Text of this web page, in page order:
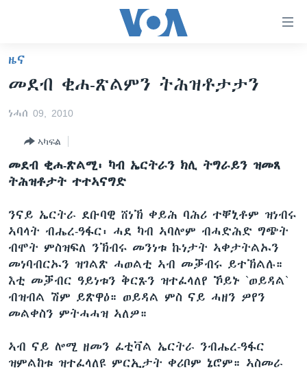
መራኸቢታት
ቀንዲ
ትሕዝቶ
መምርሒ
ስገር
መፈተሺ
ስገር
ማእከላይ ምብራቕ
ሰሙናዊ መደባት
እዋናዊ ጉዳያት
ጥዕና
ኤርትራውያን ኣብ ኣመሪካ
ህዝቢ ምስ ህዝቢ
ደቂ ኣንስትዮን ህጻናትን
ሳይንስን ቴክኖሎጂን
ቂሔ ጽልሚ
ፈነወ ትግርኛ 1900
መኽዘን ሓጸርቲ ድምጺ
ቪድዮ
VOA60 ኣፍሪቃ
VOA60 ዓለም
ቪድዮ
ፍሉይ ዓምዲ
ትምህርቲ እንግሊዝኛ
ማሕበራዊ ገጻትና
ዜና
መደብ ቂሐ-ጽልምን ትሕዝቶታታን
ነሓሰ 09, 2010
ኣካፍል
መደብ ቂሐ-ጽልሚ፡ ካብ ኤርትራን ክሊ ትግራይን ዝመጸ
ትሕዝቶታት ተተኣናግድ
ንናይ ኤርትራ ደቡባዊ ሸነኽ ቀይሕ ባሕሪ ተቐኒቶም ዝነብሩ
ኣባላት ብሔረ-ዓፋር፡ ሓደ ካብ ኣባሎም ብሓድሕድ ግጭት
ብሞት ምስዝፍለ ንኽብሩ መንነቱ ኩነታት ኣቀታትልኡን
መነባብርኡን ዝገልጽ ሓወልቲ ኣብ መቓብሩ ይተኽልሉ።
እቲ መቓብር ዓይነቱን ቅርጹን ዝተፈላለየ ኾይኑ `ወይዳል`
ብዝብል ሽም ይጽዋዕ። ወይዳል ምስ ናይ ሓዘን ዎየን
መልቀስን ምትሓሓዝ ኣለዎ።
ኣብ ናይ ሎሚ ዘመን ፈቲቫል ኤርትራ ንብሔረ-ዓፋር
ዝምልከቱ ዝተፈላለዩ ምርኢታት ቀሪቦም ኔሮም። ኣስመራ